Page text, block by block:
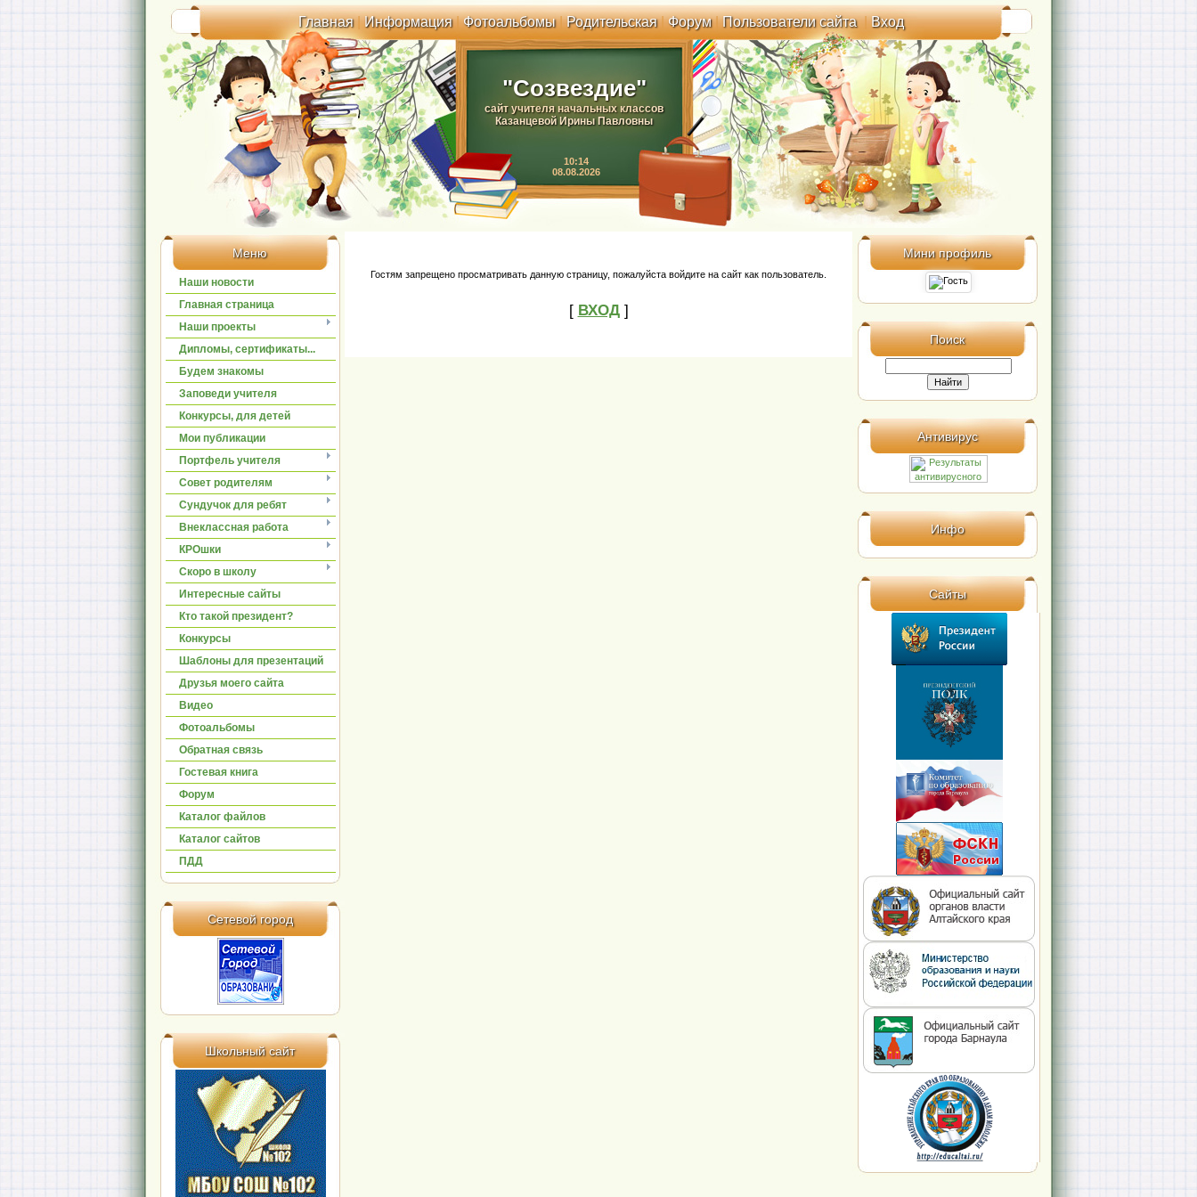
Главная|Информация|Фотоальбомы|Родительская|Форум |Пользователи сайта|Вход
"Созвездие"
сайт учителя начальных классов
Казанцевой Ирины Павловны
10:14
08.08.2026
Меню
Наши новости
Главная страница
Наши проекты
Дипломы, сертификаты...
Будем знакомы
Заповеди учителя
Конкурсы, для детей
Мои публикации
Портфель учителя
Совет родителям
Сундучок для ребят
Внеклассная работа
КРОшки
Скоро в школу
Интересные сайты
Кто такой президент?
Конкурсы
Шаблоны для презентаций
Друзья моего сайта
Видео
Фотоальбомы
Обратная связь
Гостевая книга
Форум
Каталог файлов
Каталог сайтов
ПДД
Сетевой город
Школьный сайт
Гостям запрещено просматривать данную страницу, пожалуйста войдите на сайт как пользователь.
[ ВХОД]
Мини профиль
Поиск
Антивирус
Инфо
Сайты